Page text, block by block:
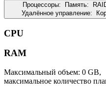
Процессоры: Память:
Удалённое управление:
CPU
RAM
Максимальный объем: 0 GB,
максимальное количество